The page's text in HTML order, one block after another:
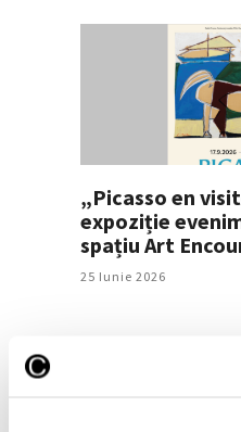
„Picasso en
expoziție
spațiu Art
25 Iunie 2026